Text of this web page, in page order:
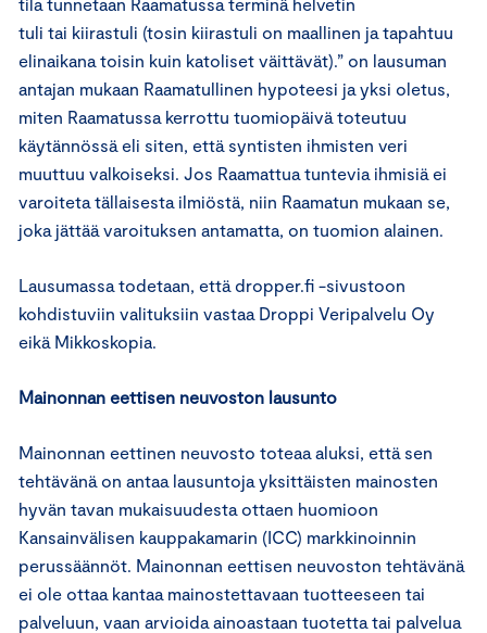
tuli tai kiirastuli (tosin kiirastuli on maallinen ja tapahtuu
elinaikana toisin kuin katoliset väittävät).” on lausuman
antajan mukaan Raamatullinen hypoteesi ja yksi oletus,
miten Raamatussa kerrottu tuomiopäivä toteutuu
käytännössä eli siten, että syntisten ihmisten veri
muuttuu valkoiseksi. Jos Raamattua tuntevia ihmisiä ei
varoiteta tällaisesta ilmiöstä, niin Raamatun mukaan se,
joka jättää varoituksen antamatta, on tuomion alainen.
Lausumassa todetaan, että dropper.fi -sivustoon
kohdistuviin valituksiin vastaa Droppi Veripalvelu Oy
eikä Mikkoskopia.
Mainonnan eettisen neuvoston lausunto
Mainonnan eettinen neuvosto toteaa aluksi, että sen
tehtävänä on antaa lausuntoja yksittäisten mainosten
hyvän tavan mukaisuudesta ottaen huomioon
Kansainvälisen kauppakamarin (ICC) markkinoinnin
perussäännöt. Mainonnan eettisen neuvoston tehtävänä
ei ole ottaa kantaa mainostettavaan tuotteeseen tai
palveluun, vaan arvioida ainoastaan tuotetta tai palvelua